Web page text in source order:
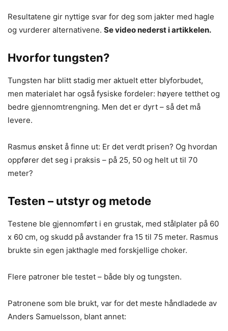
Resultatene gir nyttige svar for deg som jakter med hagle
og vurderer alternativene. Se video nederst i artikkelen.
Hvorfor tungsten?
Tungsten har blitt stadig mer aktuelt etter blyforbudet,
men materialet har også fysiske fordeler: høyere tetthet og
bedre gjennomtrengning. Men det er dyrt – så det må
levere.
Rasmus ønsket å finne ut: Er det verdt prisen? Og hvordan
oppfører det seg i praksis – på 25, 50 og helt ut til 70
meter?
Testen – utstyr og metode
Testene ble gjennomført i en grustak, med stålplater på 60
x 60 cm, og skudd på avstander fra 15 til 75 meter. Rasmus
brukte sin egen jakthagle med forskjellige choker.
Flere patroner ble testet – både bly og tungsten.
Patronene som ble brukt, var for det meste håndladede av
Anders Samuelsson, blant annet: